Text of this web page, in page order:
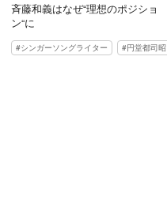
斉藤和義はなぜ“理想のポジショ
ン“に
シンガーソングライター 円堂都司昭